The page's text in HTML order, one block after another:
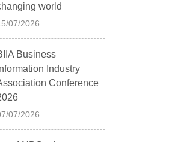
world
07/2026
Business
Information Industry
Conference
07/2026